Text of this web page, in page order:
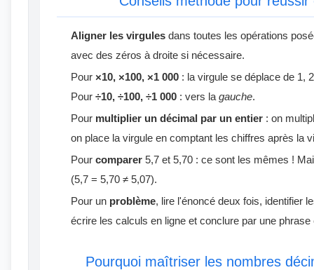
Aligner les virgules dans toutes les opérations
avec des zéros à droite si nécessaire.
Pour ×10, ×100, ×1 000 : la virgule se déplace de 1,
Pour ÷10, ÷100, ÷1 000 : vers la gauche.
Pour multiplier un décimal par un entier : on
on place la virgule en comptant les chiffres après la
Pour comparer 5,7 et 5,70 : ce sont les mêmes !
(5,7 = 5,70 ≠ 5,07).
Pour un problème, lire l'énoncé deux fois, identifier
écrire les calculs en ligne et conclure par une
Pourquoi maîtriser les nombres